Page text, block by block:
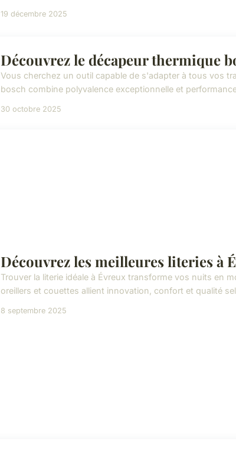
19 décembre 2025
Découvrez le décapeur thermique
Vous cherchez un outil capable de s'adapter à tous vos
bosch combine polyvalence exceptionnelle et
30 octobre 2025
Découvrez les meilleures literies à
Trouver la literie idéale à Évreux transforme vos nuits en
oreillers et couettes allient innovation, confort et qualité
8 septembre 2025